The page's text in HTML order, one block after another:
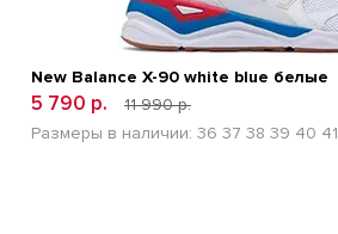
New Balance Х-90 white blue белые
5 790 р.
11 990 р.
Размеры в наличии: 36 37 38 39 40 41